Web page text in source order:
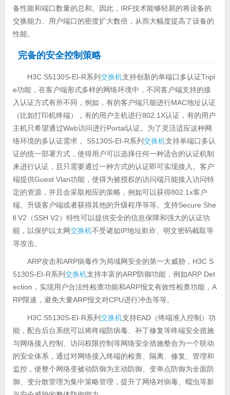
备性能和端口数量的总和。因此，IRF技术能够轻易的将设备的
交换能力、用户端口的密度扩大数倍，从而大幅度提高了设备的
性能。
完备的安全控制策略
H3C S5130S-EI-R系列交换机支持创新的单端口多认证Tripl
e功能，在客户端形式多样的网络环境中，不同客户端支持的接
入认证方式有所不同，例如，有的客户端只能进行MAC地址认证
（比如打印机终端），有的用户主机进行802.1X认证，有的用户
主机只希望通过Web访问进行Portal认证。为了灵活适应这种网
络环境的多认证需求， S5130S-EI-R系列交换机支持单端口多认
证的统一部署方式，使得用户可以选择任何一种适合的认证机制
来进行认证，且只需要通过一种方式的认证即可实现接入。客户
端提供Guest Vlan功能，使得为被授权的访问端只能接入访问特
定的资源，并且会采取相应的策略，例如可以获得802.1x客户
端、升级客户端或者获得其他的升级程序等等。支持Secure She
ll V2（SSH V2）特性可以提供安全的信息保障和强大的认证功
能，以保护以太网交换机不受诸如IP地址欺诈、明文密码截取等
等攻击。
ARP攻击和ARP病毒作为局域网安全的第一大威胁，H3C S
5130S-EI-R系列交换机支持丰富的ARP防御功能，例如ARP Det
ection，实现用户合法性检查功能和ARP报文有效性检查功能，A
RP限速，避免大量ARP报文对CPU进行冲击等等。
H3C S5130S-EI-R系列交换机支持EAD（终端准入控制）功
能，配合后台系统可以将终端防病毒、补丁修复等终端安全措施
与网络接入控制、访问权限控制等网络安全措施整合为一个联动
的安全体系，通过对网络接入终端的检查、隔离、修复、管理和
监控，使整个网络变被动防御为主动防御、变单点防御为全面防
御、变分散管理为集中策略管理，提升了网络对病毒、蠕虫等新